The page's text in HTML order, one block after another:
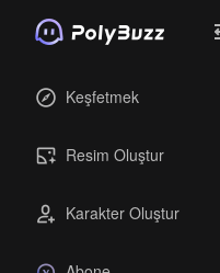
Keşfetmek
Resim Oluştur
Karakter Oluştur